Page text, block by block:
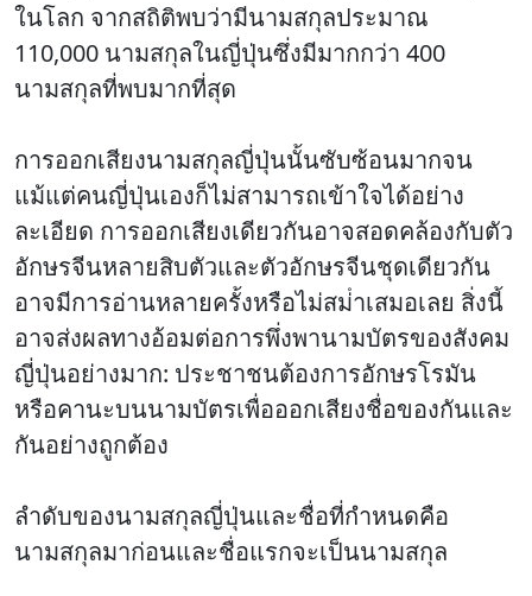
ในโลก จากสถิติพบว่ามีนามสกุลประมาณ
110,000 นามสกุลในญี่ปุ่นซึ่งมีมากกว่า 400
นามสกุลที่พบมากที่สุด
การออกเสียงนามสกุลญี่ปุ่นนั้นซับซ้อนมากจน
แม้แต่คนญี่ปุ่นเองก็ไม่สามารถเข้าใจได้อย่าง
ละเอียด การออกเสียงเดียวกันอาจสอดคล้องกับตัว
อักษรจีนหลายสิบตัวและตัวอักษรจีนชุดเดียวกัน
อาจมีการอ่านหลายครั้งหรือไม่สม่ําเสมอเลย สิ่งนี้
อาจส่งผลทางอ้อมต่อการพึ่งพานามบัตรของสังคม
ญี่ปุ่นอย่างมาก: ประชาชนต้องการอักษรโรมัน
หรือคานะบนนามบัตรเพื่อออกเสียงชื่อของกันและ
กันอย่างถูกต้อง
ลําดับของนามสกุลญี่ปุ่นและชื่อที่กําหนดคือ
นามสกุลมาก่อนและชื่อแรกจะเป็นนามสกุล